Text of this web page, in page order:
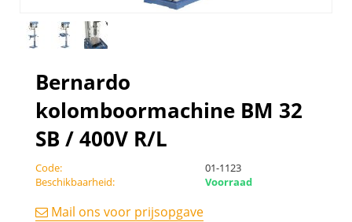
Bernardo
kolomboormachine BM 32
SB / 400V R/L
Code:
01-1123
Beschikbaarheid:
Voorraad
Mail ons voor prijsopgave